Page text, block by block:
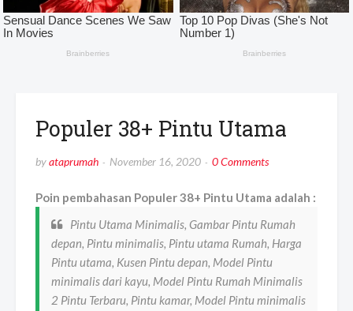
Populer 38+ Pintu Utama
byataprumah November 16, 2020 0 Comments
Poin pembahasan Populer 38+ Pintu Utama adalah :
Pintu Utama Minimalis, Gambar Pintu Rumah
depan, Pintu minimalis, Pintu utama Rumah, Harga
Pintu utama, Kusen Pintu depan, Model Pintu
minimalis dari kayu, Model Pintu Rumah Minimalis
2 Pintu Terbaru, Pintu kamar, Model Pintu minimalis